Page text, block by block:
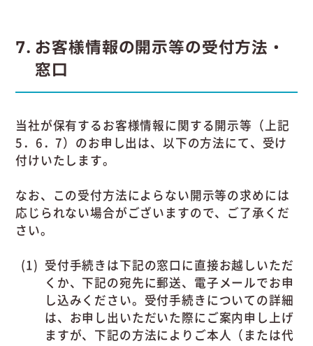
7 お客様情報の開示等の受付方法・
窓口
当社が保有するお客様情報に関する開示等（上記
5．6．7）のお申し出は、以下の方法にて、受け
付けいたします。
なお、この受付方法によらない開示等の求めには
応じられない場合がございますので、ご了承くだ
さい。
受付手続きは下記の窓口に直接お越しいただ
くか、下記の宛先に郵送、電子メールでお申
し込みください。受付手続きについての詳細
は、お申し出いただいた際にご案内申し上げ
ますが、下記の方法によりご本人（または代